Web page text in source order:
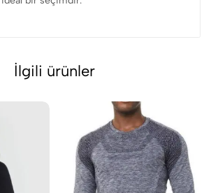
İlgili ürünler